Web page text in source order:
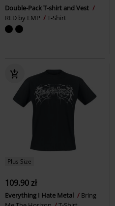
Double-Pack T-shirt and Vest
RED by EMP
T-Shirt
Plus Size
109.90 zł
Everything I Hate Metal
Bring